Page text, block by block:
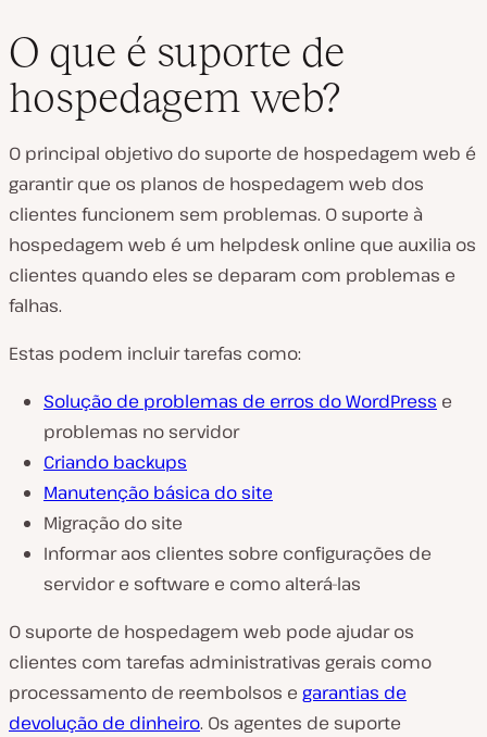
O que é suporte de
hospedagem web?
O principal objetivo do suporte de hospedagem web é
garantir que os planos de hospedagem web dos
clientes funcionem sem problemas. O suporte à
hospedagem web é um helpdesk online que auxilia os
clientes quando eles se deparam com problemas e
falhas.
Estas podem incluir tarefas como:
Solução de problemas de erros do WordPress e
problemas no servidor
Criando backups
Manutenção básica do site
Migração do site
Informar aos clientes sobre configurações de
servidor e software e como alterá-las
O suporte de hospedagem web pode ajudar os
clientes com tarefas administrativas gerais como
processamento de reembolsos e garantias de
devolução de dinheiro. Os agentes de suporte